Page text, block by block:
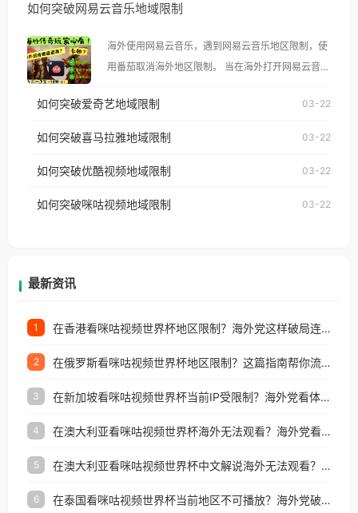
示语。 海外用户如香港、澳门、台湾、美国、加拿
像其他音乐平台一样，出现地区及版权限制问题，且
仅能在中国大陆地区播放。 遇到这个问题的朋友们，
使用番茄回国加速器，即可解决「海外用户收听腾讯
台湾、美国、加拿大、澳大利亚、欧洲等国家和地区
权限制所困扰。
如何突破网易云音乐地域限制
海外使用网易云音乐，遇到网易云音乐地区限制，使
用番茄取消海外地区限制。 当在海外打开网易云音
播放”的提示语。 海外用户如香港、澳门、台湾、美
国、加拿大、澳大利亚、欧洲等国家和地区时，网易
制问题，且仅能在中国大陆地区播放。 遇到这个问题
户收听网易云音乐地区版权限制」的问题，无论人在
如何突破爱奇艺地域限制 03-22
如何突破喜马拉雅地域限制 03-22
如何突破优酷视频地域限制 03-22
如何突破咪咕视频地域限制 03-22
最新资讯
1 在香港看咪咕视频世界杯地区限制？海外党这样破局连看7天不卡顿！
2 在俄罗斯看咪咕视频世界杯地区限制？这篇指南帮你流畅看中文解说赛事
3 在新加坡看咪咕视频世界杯当前IP受限制？海外党看体育赛事的终极破局指南
4 在澳大利亚看咪咕视频世界杯海外无法观看？海外党看国内体育直播的终极解法
5 在澳大利亚看咪咕视频世界杯中文解说海外无法观看？这篇指南帮你搞定所有体育直播难题
6 在泰国看咪咕视频世界杯当前地区不可播放？海外党破局看中文解说赛事指南